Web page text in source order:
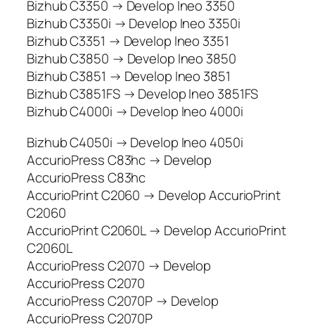
Bizhub C3350 → Develop Ineo 3350
Bizhub C3350i → Develop Ineo 3350i
Bizhub C3351 → Develop Ineo 3351
Bizhub C3850 → Develop Ineo 3850
Bizhub C3851 → Develop Ineo 3851
Bizhub C3851FS → Develop Ineo 3851FS
Bizhub C4000i → Develop Ineo 4000i
Bizhub C4050i → Develop Ineo 4050i
AccurioPress C83hc → Develop
AccurioPress C83hc
AccurioPrint C2060 → Develop AccurioPrint
C2060
AccurioPrint C2060L → Develop AccurioPrint
C2060L
AccurioPress C2070 → Develop
AccurioPress C2070
AccurioPress C2070P → Develop
AccurioPress C2070P